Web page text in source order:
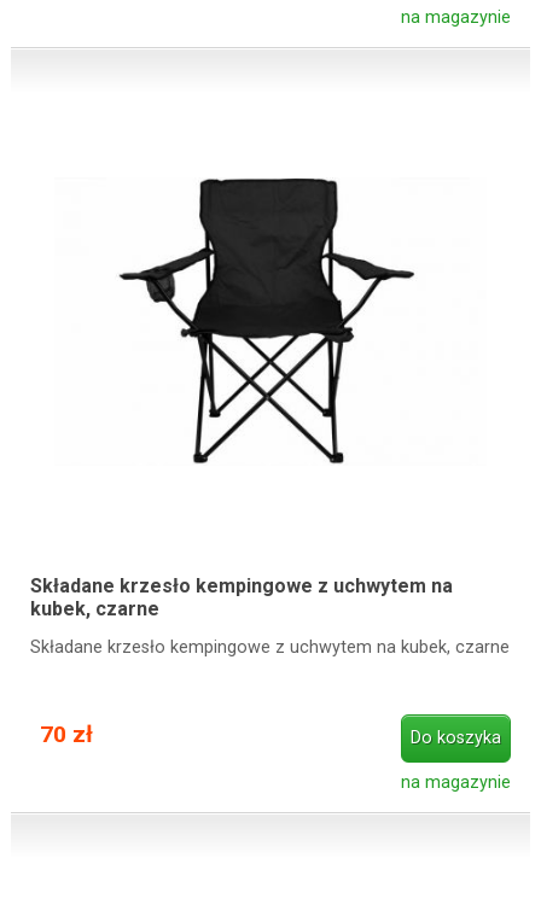
na magazynie
Składane krzesło kempingowe z uchwytem na
kubek, czarne
Składane krzesło kempingowe z uchwytem na kubek, czarne
70 zł Do koszyka
na magazynie